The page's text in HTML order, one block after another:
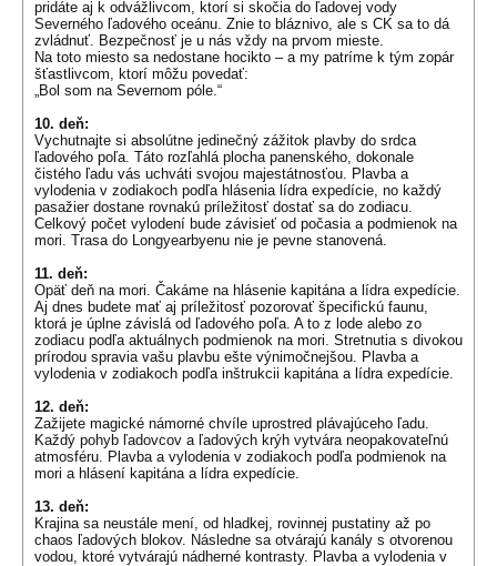
pridáte aj k odvážlivcom, ktorí si skočia do ľadovej vody
Severného ľadového oceánu. Znie to bláznivo, ale s CK sa to dá
zvládnuť. Bezpečnosť je u nás vždy na prvom mieste.
Na toto miesto sa nedostane hocikto – a my patríme k tým zopár
šťastlivcom, ktorí môžu povedať:
„Bol som na Severnom póle.“
10. deň:
Vychutnajte si absolútne jedinečný zážitok plavby do srdca
ľadového poľa. Táto rozľahlá plocha panenského, dokonale
čistého ľadu vás uchváti svojou majestátnosťou. Plavba a
vylodenia v zodiakoch podľa hlásenia lídra expedície, no každý
pasažier dostane rovnakú príležitosť dostať sa do zodiacu.
Celkový počet vylodení bude závisieť od počasia a podmienok na
mori. Trasa do Longyearbyenu nie je pevne stanovená.
11. deň:
Opäť deň na mori. Čakáme na hlásenie kapitána a lídra expedície.
Aj dnes budete mať aj príležitosť pozorovať špecifickú faunu,
ktorá je úplne závislá od ľadového poľa. A to z lode alebo zo
zodiacu podľa aktuálnych podmienok na mori. Stretnutia s divokou
prírodou spravia vašu plavbu ešte výnimočnejšou. Plavba a
vylodenia v zodiakoch podľa inštrukcii kapitána a lídra expedície.
12. deň:
Zažijete magické námorné chvíle uprostred plávajúceho ľadu.
Každý pohyb ľadovcov a ľadových krýh vytvára neopakovateľnú
atmosféru. Plavba a vylodenia v zodiakoch podľa podmienok na
mori a hlásení kapitána a lídra expedície.
13. deň:
Krajina sa neustále mení, od hladkej, rovinnej pustatiny až po
chaos ľadových blokov. Následne sa otvárajú kanály s otvorenou
vodou, ktoré vytvárajú nádherné kontrasty. Plavba a vylodenia v